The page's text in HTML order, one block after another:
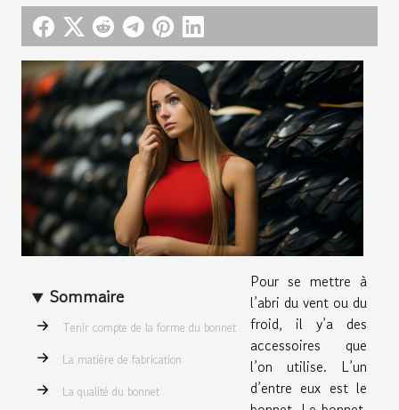
Sommaire
Tenir compte de la forme du bonnet
La matière de fabrication
La qualité du bonnet
Pour se mettre à
l’abri du vent ou du
froid, il y’a des
accessoires que
l’on utilise. L’un
d’entre eux est le